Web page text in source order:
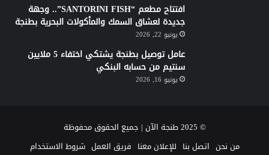
افتتاح مطعم “SANTORINI FISH”.. وجهة
جديدة لعشاق السمك والمأكولات البحرية بطنجة
يونيو 22, 2026
عامل توصيل بطنجة يشتكي اختفاء 5 ملايين
سنتيم من حسابه البنكي
يونيو 16, 2026
© 2025 طنجة الآن | جميع الحقوق محفوظة
من نحن اتصل بنا للإعلان معنا فريق العمل شروط الاستخدام